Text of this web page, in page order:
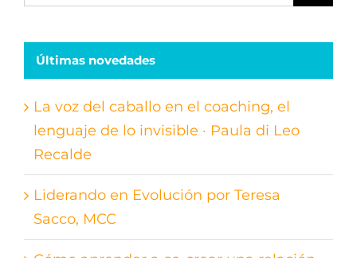
Últimas novedades
La voz del caballo en el coaching, el
lenguaje de lo invisible · Paula di Leo
Recalde
Liderando en Evolución por Teresa
Sacco, MCC